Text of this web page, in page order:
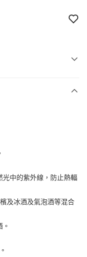
支付方式。 讓您購物簡單
光中的紫外線，防止熱輻
及冰酒及氣泡酒等混合